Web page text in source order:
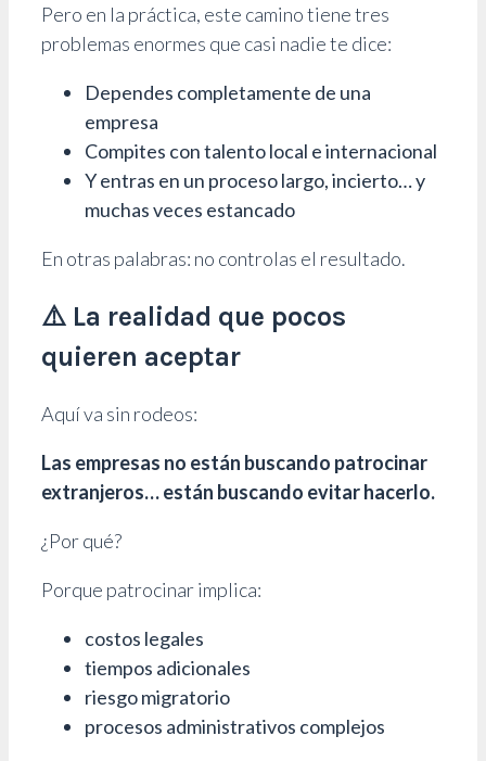
Pero en la práctica, este camino tiene tres
problemas enormes que casi nadie te dice:
Dependes completamente de una
empresa
Compites con talento local e internacional
Y entras en un proceso largo, incierto… y
muchas veces estancado
En otras palabras: no controlas el resultado.
⚠️ La realidad que pocos
quieren aceptar
Aquí va sin rodeos:
Las empresas no están buscando patrocinar
extranjeros… están buscando evitar hacerlo.
¿Por qué?
Porque patrocinar implica:
costos legales
tiempos adicionales
riesgo migratorio
procesos administrativos complejos